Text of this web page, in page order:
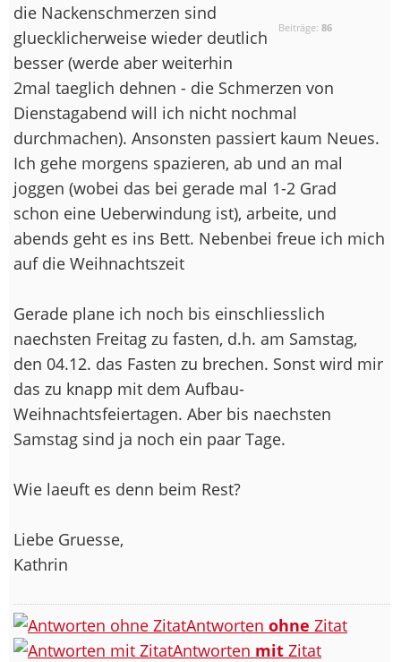
Beiträge:86
die Nackenschmerzen sind
gluecklicherweise wieder deutlich
besser (werde aber weiterhin
2mal taeglich dehnen - die Schmerzen von
Dienstagabend will ich nicht nochmal
durchmachen). Ansonsten passiert kaum Neues.
Ich gehe morgens spazieren, ab und an mal
joggen (wobei das bei gerade mal 1-2 Grad
schon eine Ueberwindung ist), arbeite, und
abends geht es ins Bett. Nebenbei freue ich mich
auf die Weihnachtszeit
Gerade plane ich noch bis einschliesslich
naechsten Freitag zu fasten, d.h. am Samstag,
den 04.12. das Fasten zu brechen. Sonst wird mir
das zu knapp mit dem Aufbau-
Weihnachtsfeiertagen. Aber bis naechsten
Samstag sind ja noch ein paar Tage.
Wie laeuft es denn beim Rest?
Liebe Gruesse,
Kathrin
Antworten ohne Zitat
Antworten mit Zitat